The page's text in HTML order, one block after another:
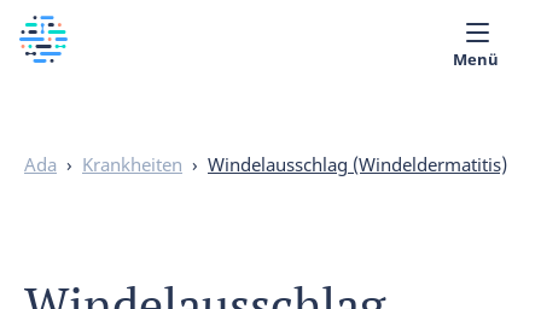
Menü
Ada › Krankheiten › Windelausschlag (Windeldermatitis)